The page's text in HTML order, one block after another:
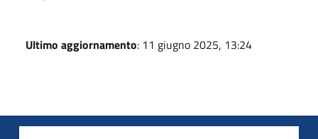
Ultimo aggiornamento: 11 giugno 2025, 13:24